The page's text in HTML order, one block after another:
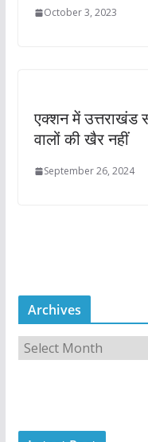
October 3, 2023
एक्शन में उत्तराखंड
वालों की खैर नहीं
September 26, 2024
Archives
r